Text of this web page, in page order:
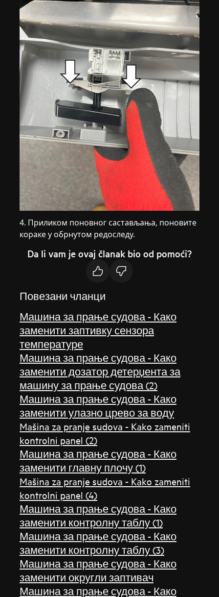
4. Приликом поновног састављања, поновите
кораке у обрнутом редоследу.
Da li vam je ovaj članak bio od pomoći?
Повезани чланци
Машина за прање судова - Како
заменити заптивку сензора
температуре
Машина за прање судова - Како
заменити дозатор детерџента за
машину за прање судова (2)
Машина за прање судова - Како
заменити улазно црево за воду
Mašina za pranje sudova - Kako zameniti
kontrolni panel (2)
Машина за прање судова - Како
заменити главну плочу (1)
Mašina za pranje sudova - Kako zameniti
kontrolni panel (4)
Машина за прање судова - Како
заменити контролну таблу (1)
Машина за прање судова - Како
заменити контролну таблу (3)
Машина за прање судова - Како
заменити округли заптивач
Машина за прање судова - Како